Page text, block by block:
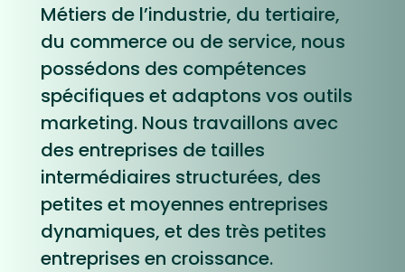
Métiers de l’industrie, du tertiaire,
du commerce ou de service, nous
possédons des compétences
spécifiques et adaptons vos outils
marketing. Nous travaillons avec
des entreprises de tailles
intermédiaires structurées, des
petites et moyennes entreprises
dynamiques, et des très petites
entreprises en croissance.